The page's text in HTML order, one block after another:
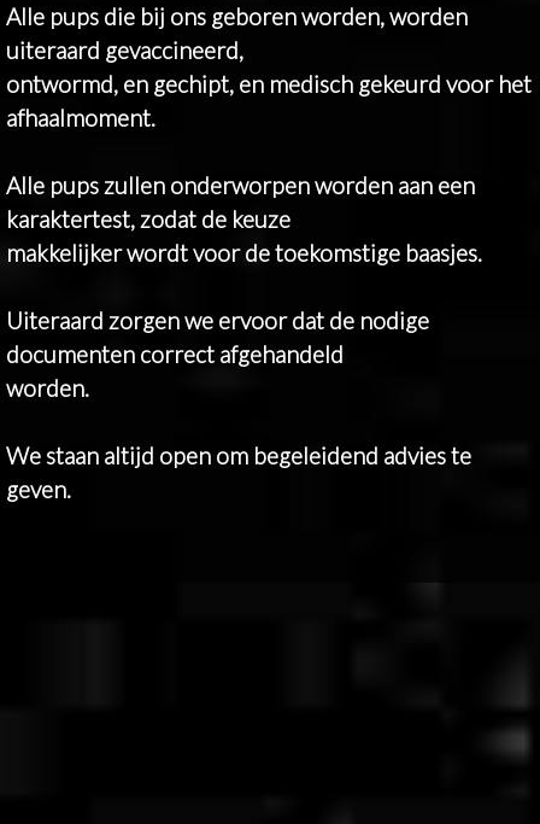
Alle pups die bij ons geboren worden, worden
uiteraard gevaccineerd,
ontwormd, en gechipt, en medisch gekeurd voor het
afhaalmoment.
Alle pups zullen onderworpen worden aan een
karaktertest, zodat de keuze
makkelijker wordt voor de toekomstige baasjes.
Uiteraard zorgen we ervoor dat de nodige
documenten correct afgehandeld
worden.
We staan altijd open om begeleidend advies te
geven.